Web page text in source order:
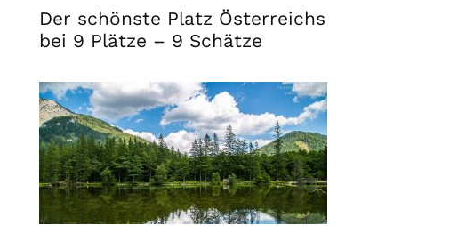
Der schönste Platz Österreichs
bei 9 Plätze – 9 Schätze